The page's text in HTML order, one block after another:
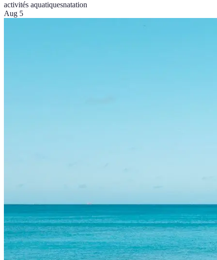
activités aquatiquesnatation
Aug 5